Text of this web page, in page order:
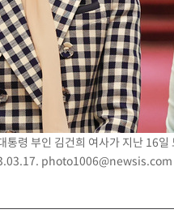
령 부인 김건희 여사가 지난 16
photo1006@newsis.com